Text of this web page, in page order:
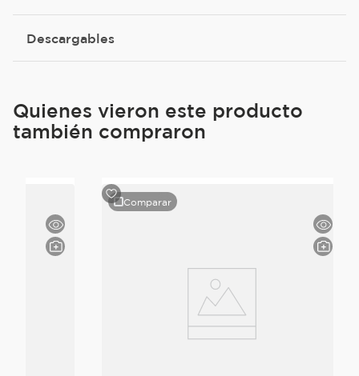
Descargables
Quienes vieron este producto
también compraron
Comparar